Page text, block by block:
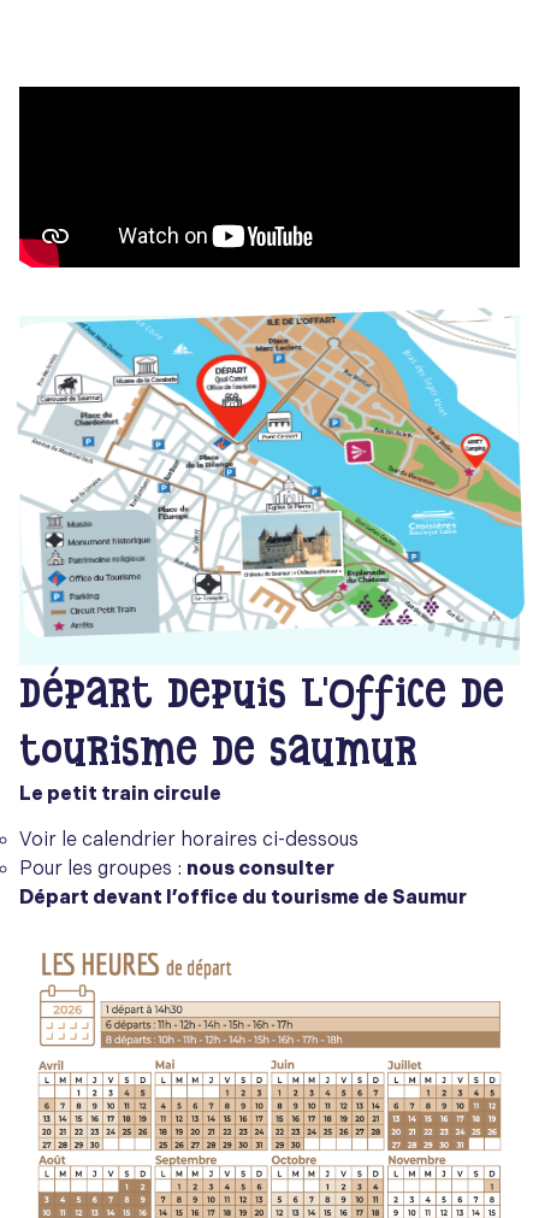
Départ depuis l'Office de
tourisme de Saumur
Le petit train circule
Voir le calendrier horaires ci-dessous
Pour les groupes : nous consulter
Départ devant l’office du tourisme de Saumur